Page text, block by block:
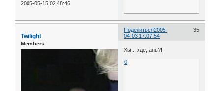
2005-05-15 02:48:46
Поделиться 35
2005-
04-03 17:07:54
Twilight
Members
Хы... хде, ань?!
0